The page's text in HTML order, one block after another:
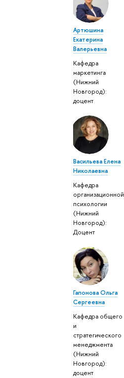
Артюшина
Екатерина
Валерьевна
Кафедра
маркетинга
(Нижний
Новгород):
доцент
Васильева Елена
Николаевна
Кафедра
организационной
психологии
(Нижний
Новгород):
Доцент
Гапонова Ольга
Сергеевна
Кафедра общего
и
стратегического
менеджмента
(Нижний
Новгород):
доцент